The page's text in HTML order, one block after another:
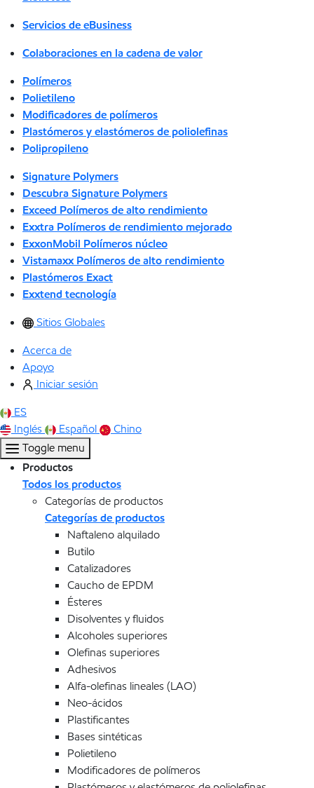
Servicios de eBusiness
Colaboraciones en la cadena de valor
Polímeros
Polietileno
Modificadores de polímeros
Plastómeros y elastómeros de poliolefinas
Polipropileno
Signature Polymers
Descubra Signature Polymers
Exceed Polímeros de alto rendimiento
Exxtra Polímeros de rendimiento mejorado
ExxonMobil Polímeros núcleo
Vistamaxx Polímeros de alto rendimiento
Plastómeros Exact
Exxtend tecnología
Sitios Globales
Acerca de
Apoyo
Iniciar sesión
ES
Inglés
Español
Chino
Toggle menu
Productos
Todos los productos
Categorías de productos
Categorías de productos
Naftaleno alquilado
Butilo
Catalizadores
Caucho de EPDM
Ésteres
Disolventes y fluidos
Alcoholes superiores
Olefinas superiores
Adhesivos
Alfa-olefinas lineales (LAO)
Neo-ácidos
Plastificantes
Bases sintéticas
Polietileno
Modificadores de polímeros